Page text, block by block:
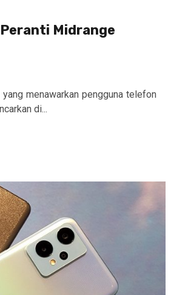
Peranti Midrange
menawarkan pengguna telefon
di...